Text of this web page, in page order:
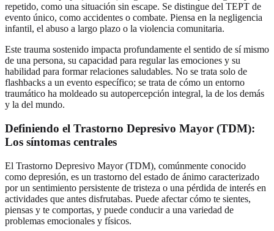
repetido, como una situación sin escape. Se distingue del TEPT de
evento único, como accidentes o combate. Piensa en la negligencia
infantil, el abuso a largo plazo o la violencia comunitaria.
Este trauma sostenido impacta profundamente el sentido de sí mismo
de una persona, su capacidad para regular las emociones y su
habilidad para formar relaciones saludables. No se trata solo de
flashbacks a un evento específico; se trata de cómo un entorno
traumático ha moldeado su autopercepción integral, la de los demás
y la del mundo.
Definiendo el Trastorno Depresivo Mayor (TDM):
Los síntomas centrales
El Trastorno Depresivo Mayor (TDM), comúnmente conocido
como depresión, es un trastorno del estado de ánimo caracterizado
por un sentimiento persistente de tristeza o una pérdida de interés en
actividades que antes disfrutabas. Puede afectar cómo te sientes,
piensas y te comportas, y puede conducir a una variedad de
problemas emocionales y físicos.